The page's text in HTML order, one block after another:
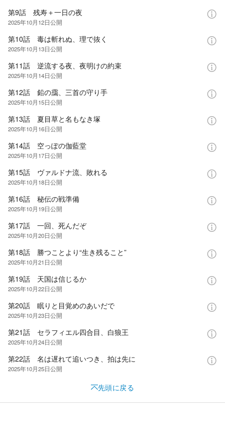
第9話 残寿＋一日の夜
2025年10月12日公開
第10話 毒は斬れぬ、理で抜く
2025年10月13日公開
第11話 逆流する夜、夜明けの約束
2025年10月14日公開
第12話 鉛の靄、三首の守り手
2025年10月15日公開
第13話 夏目草と名もなき塚
2025年10月16日公開
第14話 空っぽの伽藍堂
2025年10月17日公開
第15話 ヴァルドナ流、敗れる
2025年10月18日公開
第16話 秘伝の戦準備
2025年10月19日公開
第17話 一回、死んだぞ
2025年10月20日公開
第18話 勝つことより“生き残ること”
2025年10月21日公開
第19話 天国は信じるか
2025年10月22日公開
第20話 眠りと目覚めのあいだで
2025年10月23日公開
第21話 セラフィエル四合目、白狼王
2025年10月24日公開
第22話 名は遅れて追いつき、拍は先に
2025年10月25日公開
先頭に戻る